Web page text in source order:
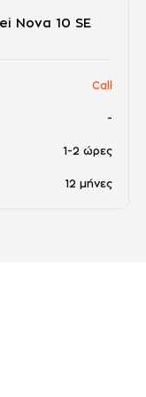
Nova 10 SE
Call
-
1-2 ώρες
12 μήνες